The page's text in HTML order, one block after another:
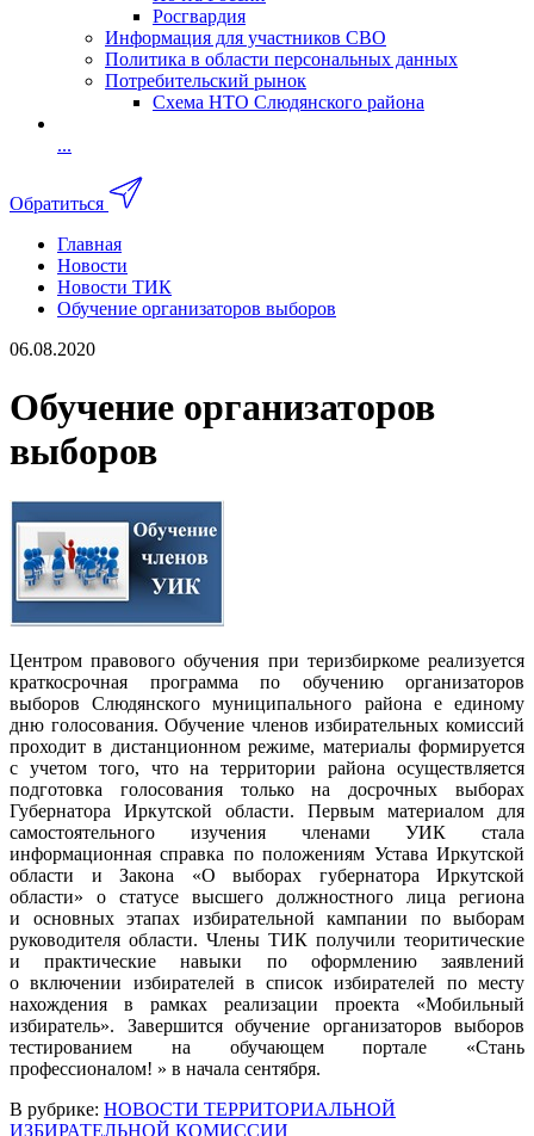
Росгвардия
Информация для участников СВО
Политика в области персональных данных
Потребительский рынок
Схема НТО Слюдянского района
...
Обратиться
Главная
Новости
Новости ТИК
Обучение организаторов выборов
06.08.2020
Обучение организаторов
выборов
Центром правового обучения при теризбиркоме реализуется
краткосрочная программа по обучению организаторов
выборов Слюдянского муниципального района е единому
дню голосования. Обучение членов избирательных комиссий
проходит в дистанционном режиме, материалы формируется
с учетом того, что на территории района осуществляется
подготовка голосования только на досрочных выборах
Губернатора Иркутской области. Первым материалом для
самостоятельного изучения членами УИК стала
информационная справка по положениям Устава Иркутской
области и Закона «О выборах губернатора Иркутской
области» о статусе высшего должностного лица региона
и основных этапах избирательной кампании по выборам
руководителя области. Члены ТИК получили теоритические
и практические навыки по оформлению заявлений
о включении избирателей в список избирателей по месту
нахождения в рамках реализации проекта «Мобильный
избиратель». Завершится обучение организаторов выборов
тестированием на обучающем портале «Стань
профессионалом! » в начала сентября.
В рубрике: НОВОСТИ ТЕРРИТОРИАЛЬНОЙ
ИЗБИРАТЕЛЬНОЙ КОМИССИИ